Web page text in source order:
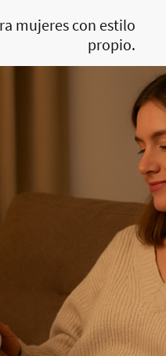
mujeres con estilo
propio.